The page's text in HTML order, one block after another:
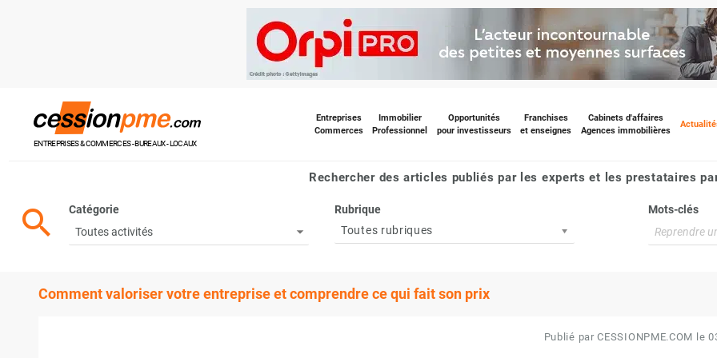
ENTREPRISES & COMMERCES - BUREAUX - LOCAUX
Entreprises
Commerces
Immobilier
Professionnel
Opportunités
pour investisseurs
Franchises
et enseignes
Cabinets d'affaires
Agences immobilières
Rechercher des articles publiés par les experts et les prestataires
search Catégorie
Rubrique
Toutes rubriques
Mots-clés
Comment valoriser votre entreprise et comprendre ce qui fait son prix
Publié par CESSIONPME.COM le